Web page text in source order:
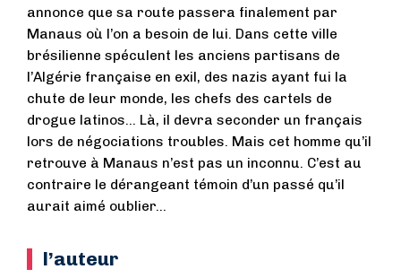
annonce que sa route passera finalement par
Manaus où l’on a besoin de lui. Dans cette ville
brésilienne spéculent les anciens partisans de
l’Algérie française en exil, des nazis ayant fui la
chute de leur monde, les chefs des cartels de
drogue latinos… Là, il devra seconder un français
lors de négociations troubles. Mais cet homme qu’il
retrouve à Manaus n’est pas un inconnu. C’est au
contraire le dérangeant témoin d’un passé qu’il
aurait aimé oublier…
l’auteur